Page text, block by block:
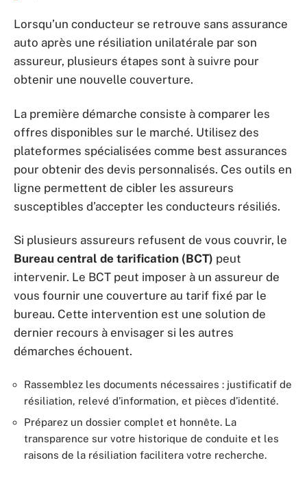
Lorsqu’un conducteur se retrouve sans assurance
auto après une résiliation unilatérale par son
assureur, plusieurs étapes sont à suivre pour
obtenir une nouvelle couverture.
La première démarche consiste à comparer les
offres disponibles sur le marché. Utilisez des
plateformes spécialisées comme best assurances
pour obtenir des devis personnalisés. Ces outils en
ligne permettent de cibler les assureurs
susceptibles d’accepter les conducteurs résiliés.
Si plusieurs assureurs refusent de vous couvrir, le
Bureau central de tarification (BCT) peut
intervenir. Le BCT peut imposer à un assureur de
vous fournir une couverture au tarif fixé par le
bureau. Cette intervention est une solution de
dernier recours à envisager si les autres
démarches échouent.
Rassemblez les documents nécessaires : justificatif de
résiliation, relevé d’information, et pièces d’identité.
Préparez un dossier complet et honnête. La
transparence sur votre historique de conduite et les
raisons de la résiliation facilitera votre recherche.